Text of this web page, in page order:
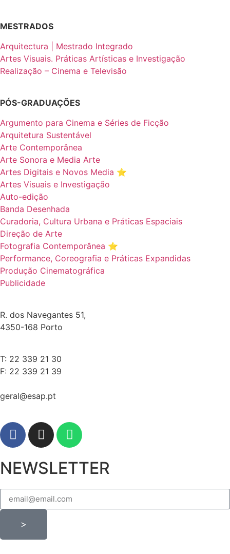
MESTRADOS
Arquitectura | Mestrado Integrado
Artes Visuais. Práticas Artísticas e Investigação
Realização – Cinema e Televisão
PÓS-GRADUAÇÕES
Argumento para Cinema e Séries de Ficção
Arquitetura Sustentável
Arte Contemporânea
Arte Sonora e Media Arte
Artes Digitais e Novos Media ⭐️
Artes Visuais e Investigação
Auto-edição
Banda Desenhada
Curadoria, Cultura Urbana e Práticas Espaciais
Direção de Arte
Fotografia Contemporânea ⭐️
Performance, Coreografia e Práticas Expandidas
Produção Cinematográfica
Publicidade
R. dos Navegantes 51,
4350-168 Porto
T: 22 339 21 30
F: 22 339 21 39
geral@esap.pt
NEWSLETTER
>